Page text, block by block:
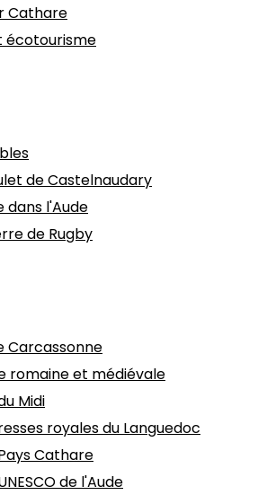
Cathare
écotourisme
de Castelnaudary
dans l'Aude
de Rugby
Carcassonne
romaine et médiévale
Midi
royales du Languedoc
Cathare
de l'Aude